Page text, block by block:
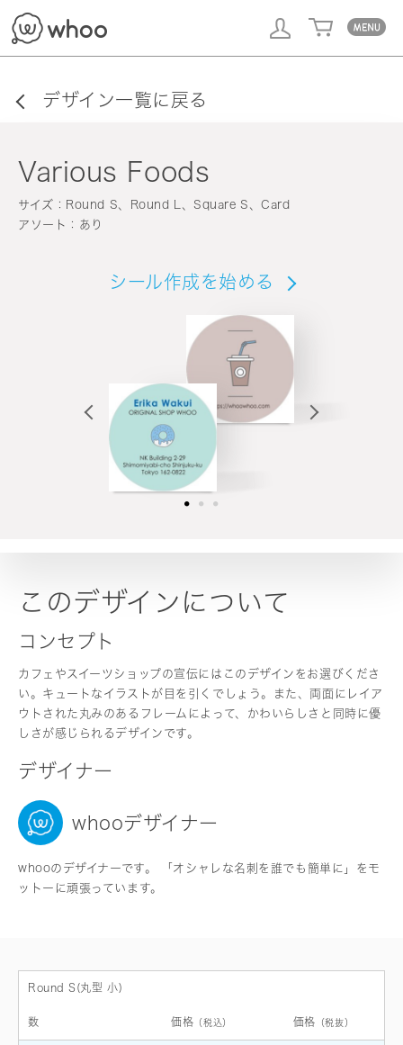
デザイン一覧に戻る
Various Foods
サイズ：Round S、Round L、Square S、Card
アソート：あり
シール作成を始める
このデザインについて
コンセプト
カフェやスイーツショップの宣伝にはこのデザインをお選びくださ
い。キュートなイラストが目を引くでしょう。また、両面にレイア
ウトされた丸みのあるフレームによって、かわいらしさと同時に優
しさが感じられるデザインです。
デザイナー
whooデザイナー
whooのデザイナーです。 「オシャレな名刺を誰でも簡単に」をモ
ットーに頑張っています。
Round S(丸型 小)
数 価格 （税込） 価格 （税抜）